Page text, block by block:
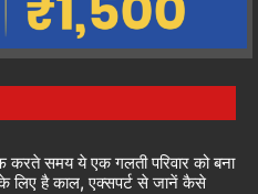
समय ये एक गलती परिवार को बना
लिए है काल, एक्सपर्ट से जानें कैसे